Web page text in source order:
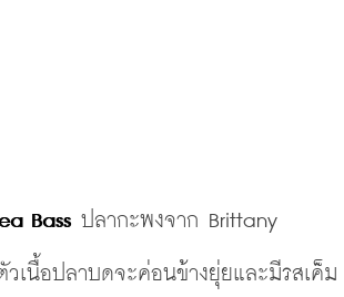
Bass ปลากะพงจาก Brittany
วเนื้อปลาบดจะค่อนข้างยุ่ยและมีรสเค็ม